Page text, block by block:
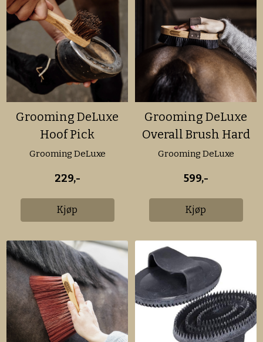
Grooming DeLuxe
Hoof Pick
Grooming DeLuxe
229,-
Kjøp
Grooming DeLuxe
Overall Brush Hard
Grooming DeLuxe
599,-
Kjøp